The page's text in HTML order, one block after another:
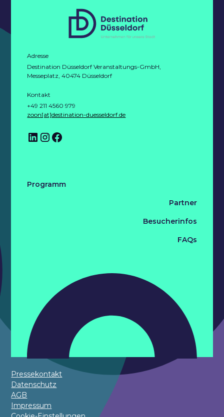
Adresse
Destination Düsseldorf Veranstaltungs-GmbH,
Messeplatz, 40474 Düsseldorf
Kontakt
+49 211 4560 979
zoon[at]destination-duesseldorf.de
Programm
Partner
Besucherinfos
FAQs
Pressekontakt
Datenschutz
AGB
Impressum